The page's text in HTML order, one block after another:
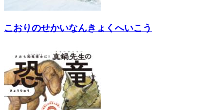
こおりのせかいなんきょくへいこう